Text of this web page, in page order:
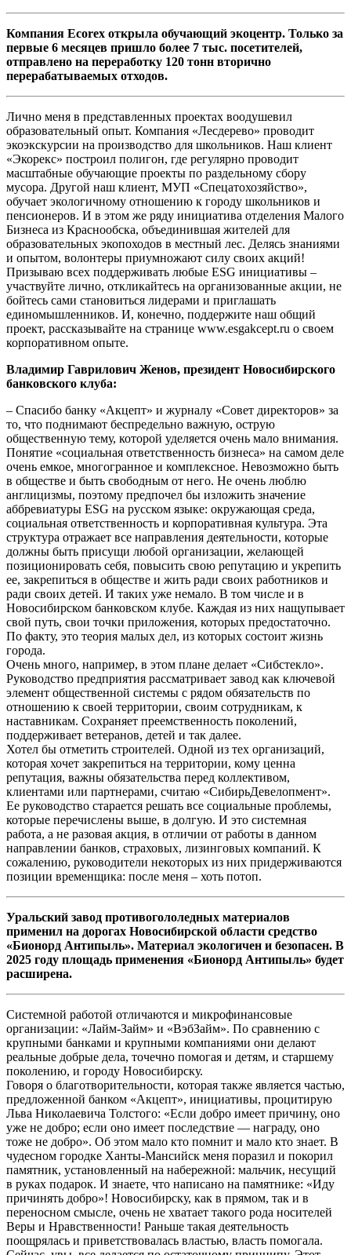
Компания Ecorex открыла обучающий экоцентр. Только за
первые 6 месяцев пришло более 7 тыс. посетителей,
отправлено на переработку 120 тонн вторично
перерабатываемых отходов.
Лично меня в представленных проектах воодушевил
образовательный опыт. Компания «Лесдерево» проводит
экоэкскурсии на производство для школьников. Наш клиент
«Экорекс» построил полигон, где регулярно проводит
масштабные обучающие проекты по раздельному сбору
мусора. Другой наш клиент, МУП «Спецатохозяйство»,
обучает экологичному отношению к городу школьников и
пенсионеров. И в этом же ряду инициатива отделения Малого
Бизнеса из Краснообска, объединившая жителей для
образовательных экопоходов в местный лес. Делясь знаниями
и опытом, волонтеры приумножают силу своих акций!
Призываю всех поддерживать любые ESG инициативы –
участвуйте лично, откликайтесь на организованные акции, не
бойтесь сами становиться лидерами и приглашать
единомышленников. И, конечно, поддержите наш общий
проект, рассказывайте на странице www.esgakcept.ru о своем
корпоративном опыте.
Владимир Гаврилович Женов, президент Новосибирского
банковского клуба:
– Спасибо банку «Акцепт» и журналу «Совет директоров» за
то, что поднимают беспредельно важную, острую
общественную тему, которой уделяется очень мало внимания.
Понятие «социальная ответственность бизнеса» на самом деле
очень емкое, многогранное и комплексное. Невозможно быть
в обществе и быть свободным от него. Не очень люблю
англицизмы, поэтому предпочел бы изложить значение
аббревиатуры ESG на русском языке: окружающая среда,
социальная ответственность и корпоративная культура. Эта
структура отражает все направления деятельности, которые
должны быть присущи любой организации, желающей
позиционировать себя, повысить свою репутацию и укрепить
ее, закрепиться в обществе и жить ради своих работников и
ради своих детей. И таких уже немало. В том числе и в
Новосибирском банковском клубе. Каждая из них нащупывает
свой путь, свои точки приложения, которых предостаточно.
По факту, это теория малых дел, из которых состоит жизнь
города.
Очень много, например, в этом плане делает «Сибстекло».
Руководство предприятия рассматривает завод как ключевой
элемент общественной системы с рядом обязательств по
отношению к своей территории, своим сотрудникам, к
наставникам. Сохраняет преемственность поколений,
поддерживает ветеранов, детей и так далее.
Хотел бы отметить строителей. Одной из тех организаций,
которая хочет закрепиться на территории, кому ценна
репутация, важны обязательства перед коллективом,
клиентами или партнерами, считаю «СибирьДевелопмент».
Ее руководство старается решать все социальные проблемы,
которые перечислены выше, в долгую. И это системная
работа, а не разовая акция, в отличии от работы в данном
направлении банков, страховых, лизинговых компаний. К
сожалению, руководители некоторых из них придерживаются
позиции временщика: после меня – хоть потоп.
Уральский завод противогололедных материалов
применил на дорогах Новосибирской области средство
«Бионорд Антипыль». Материал экологичен и безопасен. В
2025 году площадь применения «Бионорд Антипыль» будет
расширена.
Системной работой отличаются и микрофинансовые
организации: «Лайм-Займ» и «ВэбЗайм». По сравнению с
крупными банками и крупными компаниями они делают
реальные добрые дела, точечно помогая и детям, и старшему
поколению, и городу Новосибирску.
Говоря о благотворительности, которая также является частью,
предложенной банком «Акцепт», инициативы, процитирую
Льва Николаевича Толстого: «Если добро имеет причину, оно
уже не добро; если оно имеет последствие — награду, оно
тоже не добро». Об этом мало кто помнит и мало кто знает. В
чудесном городке Ханты-Мансийск меня поразил и покорил
памятник, установленный на набережной: мальчик, несущий
в руках подарок. И знаете, что написано на памятнике: «Иду
причинять добро»! Новосибирску, как в прямом, так и в
переносном смысле, очень не хватает такого рода носителей
Веры и Нравственности! Раньше такая деятельность
поощрялась и приветствовалась властью, власть помогала.